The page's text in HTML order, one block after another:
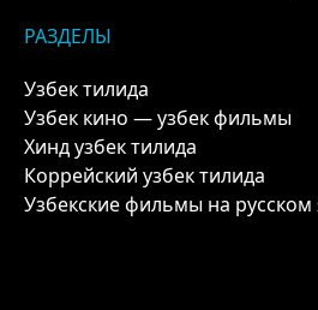
РАЗДЕЛЫ
Узбек тилида
Узбек кино — узбек фильмы
Хинд узбек тилида
Коррейский узбек тилида
Узбекские фильмы на русском